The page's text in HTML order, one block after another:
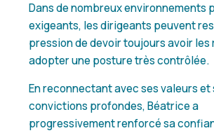
Dans de nombreux environnements
exigeants, les dirigeants peuvent
pression de devoir toujours avoir les
adopter une posture très contrôlée.
En reconnectant avec ses valeurs et
convictions profondes, Béatrice a
progressivement renforcé sa